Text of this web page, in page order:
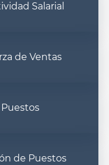
Salarial
de Ventas
de Puestos